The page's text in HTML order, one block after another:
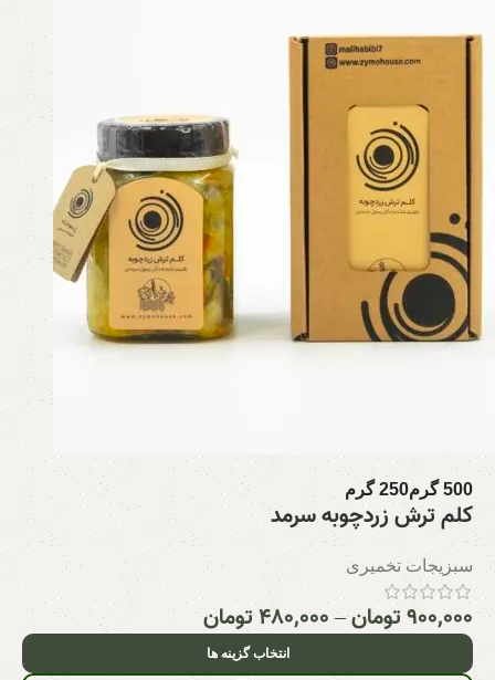
500 گرم 250 گرم
کلم ترش زردچوبه سرمد
سبزیجات تخمیری
۹۰۰,۰۰۰تومان–۴۸۰,۰۰۰تومان
انتخاب گزینه ها